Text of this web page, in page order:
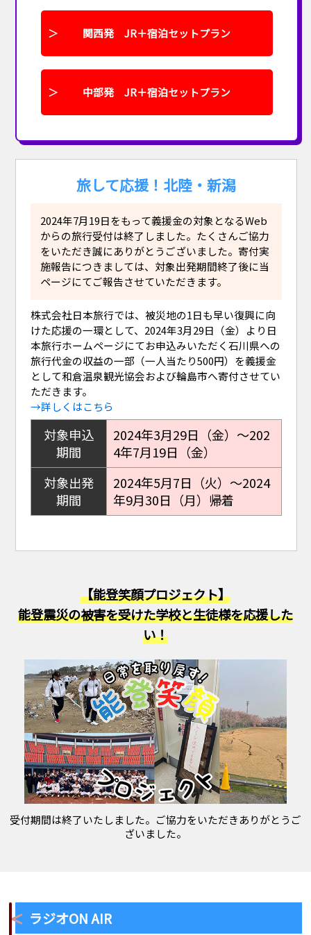
関西発 JR＋宿泊セットプラン
中部発 JR＋宿泊セットプラン
旅して応援！北陸・新潟
2024年7月19日をもって義援金の対象となるWeb
からの旅行受付は終了しました。たくさんご協力
をいただき誠にありがとうございました。寄付実
施報告につきましては、対象出発期間終了後に当
ページにてご報告させていただきます。
株式会社日本旅行では、被災地の1日も早い復興に向
けた応援の一環として、2024年3月29日（金）より日
本旅行ホームページにてお申込みいただく石川県への
旅行代金の収益の一部（一人当たり500円）を義援金
として和倉温泉観光協会および輪島市へ寄付させてい
ただきます。
→詳しくはこちら
対象申込
期間
2024年3月29日（金）～202
4年7月19日（金）
対象出発
期間
2024年5月7日（火）～2024
年9月30日（月）帰着
【能登笑顔プロジェクト】
能登震災の被害を受けた学校と生徒様を応援した
い！
受付期間は終了いたしました。ご協力をいただきありがとうご
ざいました。
ラジオON AIR